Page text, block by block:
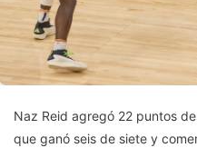
Naz Reid agregó 22 puntos
que ganó seis de siete y